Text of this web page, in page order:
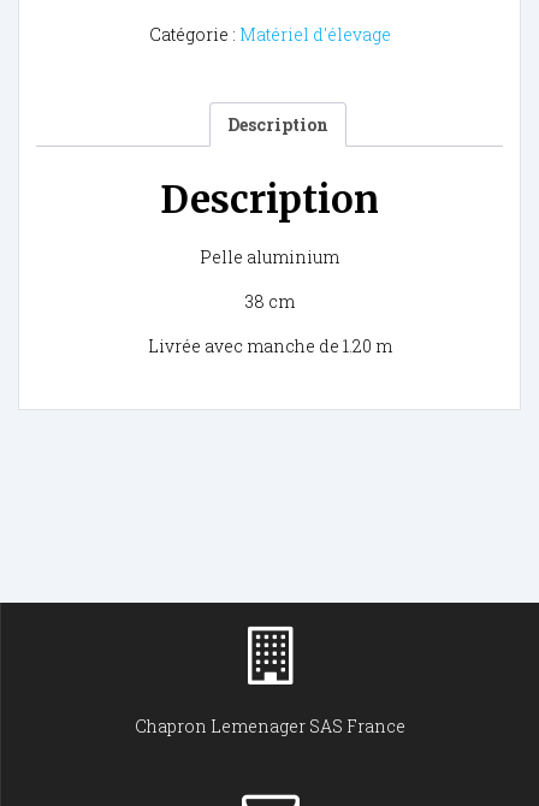
Catégorie : Matériel d'élevage
Description
Description
Pelle aluminium
38 cm
Livrée avec manche de 1.20 m
Chapron Lemenager SAS France